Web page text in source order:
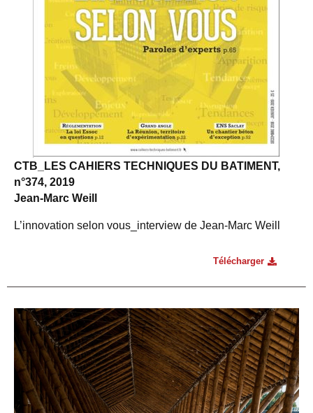
CTB_LES CAHIERS TECHNIQUES DU BATIMENT,
n°374, 2019
Jean-Marc Weill
L’innovation selon vous_interview de Jean-Marc Weill
Télécharger